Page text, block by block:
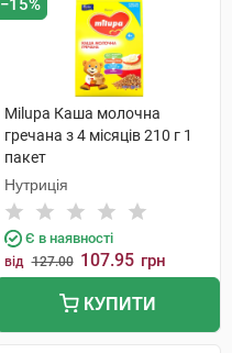
−15%
Milupa Каша молочна
гречана з 4 місяців 210 г 1
пакет
Нутриція
Є в наявності
від 127.00 107.95 грн
КУПИТИ